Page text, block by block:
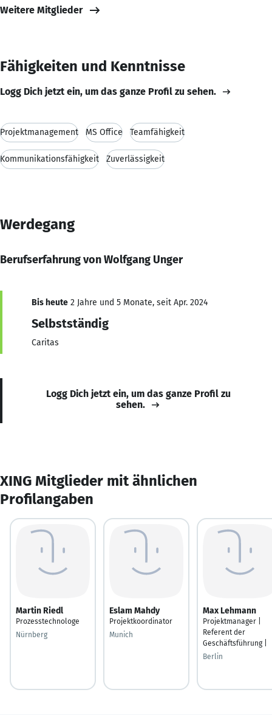
Weitere Mitglieder
Fähigkeiten und Kenntnisse
Logg Dich jetzt ein, um das ganze Profil zu sehen.
Projektmanagement MS Office Teamfähigkeit
Kommunikationsfähigkeit Zuverlässigkeit
Werdegang
Berufserfahrung von Wolfgang Unger
Bis heute 2 Jahre und 5 Monate, seit Apr. 2024
Selbstständig
Caritas
Logg Dich jetzt ein, um das ganze Profil zu
sehen.
XING Mitglieder mit ähnlichen
Profilangaben
Martin Riedl
Prozesstechnologe
Nürnberg
Eslam Mahdy
Projektkoordinator
Munich
Max Lehmann
Projektmanager |
Referent der
Geschäftsführung |
Berlin